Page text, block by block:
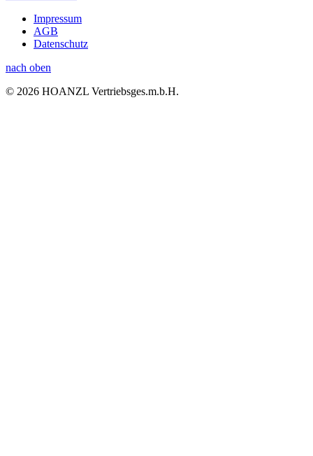
Impressum
AGB
Datenschutz
nach oben
© 2026 HOANZL Vertriebsges.m.b.H.